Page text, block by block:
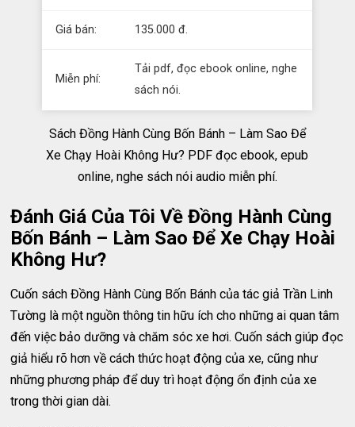
Giá bán: 135.000 đ.
Miễn phí:
Tải pdf, đọc ebook online, nghe
sách nói.
Sách Đồng Hành Cùng Bốn Bánh – Làm Sao Để
Xe Chạy Hoài Không Hư? PDF đọc ebook, epub
online, nghe sách nói audio miễn phí.
Đánh Giá Của Tôi Về Đồng Hành Cùng
Bốn Bánh – Làm Sao Để Xe Chạy Hoài
Không Hư?
Cuốn sách Đồng Hành Cùng Bốn Bánh của tác giả Trần Linh
Tường là một nguồn thông tin hữu ích cho những ai quan tâm
đến việc bảo dưỡng và chăm sóc xe hơi. Cuốn sách giúp đọc
giả hiểu rõ hơn về cách thức hoạt động của xe, cũng như
những phương pháp để duy trì hoạt động ổn định của xe
trong thời gian dài.